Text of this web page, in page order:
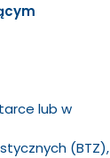
lub w
(BTZ),